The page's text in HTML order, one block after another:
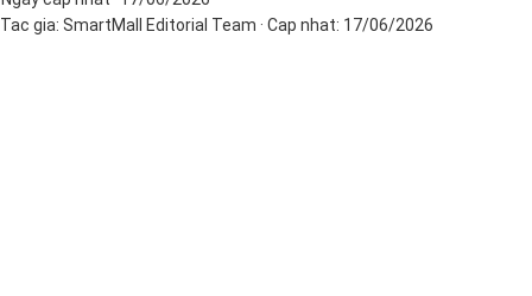
Tac gia: SmartMall Editorial Team · Cap nhat: 17/06/2026